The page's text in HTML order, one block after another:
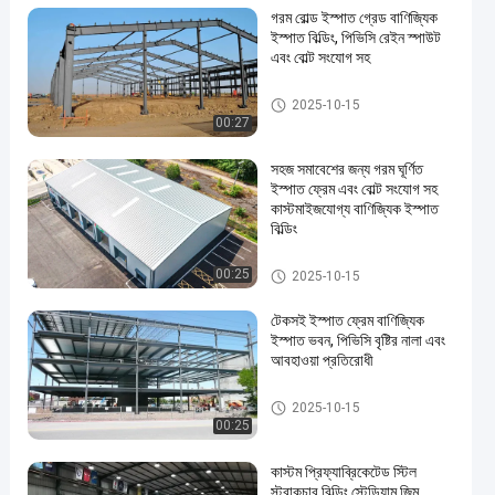
00:27
গরম রোল্ড ইস্পাত গ্রেড বাণিজ্যিক
ইস্পাত বিল্ডিং, পিভিসি রেইন স্পাউট
এবং বোল্ট সংযোগ সহ
বাণিজ্যিক ইস্পাত ভবন
2025-10-15
00:25
সহজ সমাবেশের জন্য গরম ঘূর্ণিত
ইস্পাত ফ্রেম এবং বোল্ট সংযোগ সহ
কাস্টমাইজযোগ্য বাণিজ্যিক ইস্পাত
বিল্ডিং
বাণিজ্যিক ইস্পাত ভবন
2025-10-15
00:25
টেকসই ইস্পাত ফ্রেম বাণিজ্যিক
ইস্পাত ভবন, পিভিসি বৃষ্টির নালা এবং
আবহাওয়া প্রতিরোধী
বাণিজ্যিক ইস্পাত ভবন
2025-10-15
কাস্টম প্রিফ্যাব্রিকেটেড স্টিল